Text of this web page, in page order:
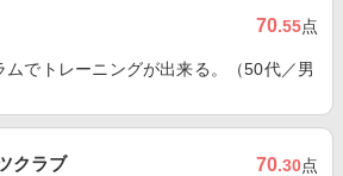
70.55点
ムでトレーニングが出来る。（50代／男
クラブ 70.30点